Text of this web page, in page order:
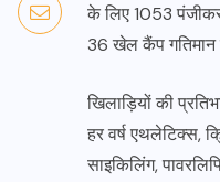
के लिए 1053
36 खेल कैंप गतिमान
खिलाड़ियों की
हर वर्ष एथलेटिक्स,
साइकिलिंग,